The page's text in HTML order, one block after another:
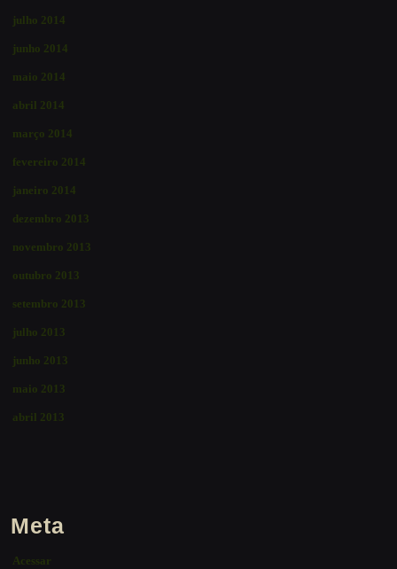
julho 2014
junho 2014
maio 2014
abril 2014
março 2014
fevereiro 2014
janeiro 2014
dezembro 2013
novembro 2013
outubro 2013
setembro 2013
julho 2013
junho 2013
maio 2013
abril 2013
Meta
Acessar